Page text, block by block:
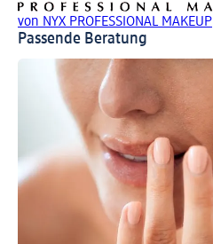
von NYX PROFESSIONAL MAKEUP
Passende Beratung